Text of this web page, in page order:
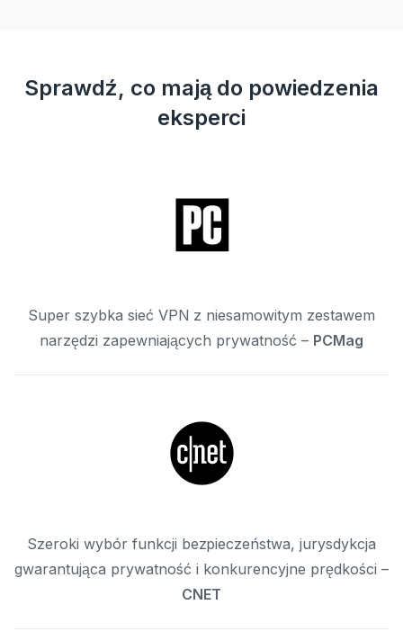
Sprawdź, co mają do powiedzenia
eksperci
Super szybka sieć VPN z niesamowitym zestawem
narzędzi zapewniających prywatność – PCMag
Szeroki wybór funkcji bezpieczeństwa, jurysdykcja
gwarantująca prywatność i konkurencyjne prędkości –
CNET